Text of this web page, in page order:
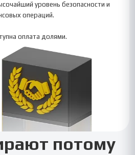
уровень безопасности и
операций.
оплата долями.
потому